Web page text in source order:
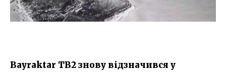
Bayraktar TB2 знову відзначився у